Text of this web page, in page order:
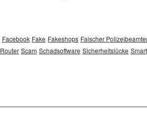
Facebook Fake Fakeshops Falscher
Router Scam Schadsoftware Sicherheitslücke